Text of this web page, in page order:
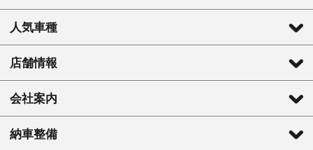
人気車種
店舗情報
会社案内
納車整備